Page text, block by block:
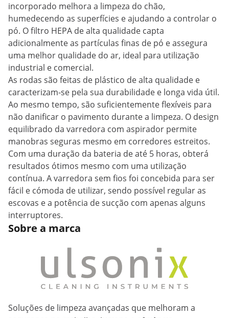
incorporado melhora a limpeza do chão,
humedecendo as superfícies e ajudando a controlar o
pó. O filtro HEPA de alta qualidade capta
adicionalmente as partículas finas de pó e assegura
uma melhor qualidade do ar, ideal para utilização
industrial e comercial.
As rodas são feitas de plástico de alta qualidade e
caracterizam-se pela sua durabilidade e longa vida útil.
Ao mesmo tempo, são suficientemente flexíveis para
não danificar o pavimento durante a limpeza. O design
equilibrado da varredora com aspirador permite
manobras seguras mesmo em corredores estreitos.
Com uma duração da bateria de até 5 horas, obterá
resultados ótimos mesmo com uma utilização
contínua. A varredora sem fios foi concebida para ser
fácil e cómoda de utilizar, sendo possível regular as
escovas e a potência de sucção com apenas alguns
interruptores.
Sobre a marca
Soluções de limpeza avançadas que melhoram a